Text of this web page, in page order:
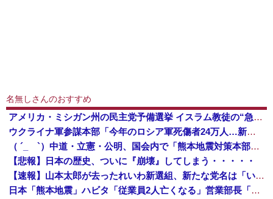
名無しさんのおすすめ
アメリカ・ミシガン州の民主党予備選挙 イスラム教徒の“急進左派”候補が勝利確実に⋯トランプ氏は批判
ウクライナ軍参謀本部「今年のロシア軍死傷者24万人…新規兵力の募集規模を上回る」！
（ ´_ゝ`）中道・立憲・公明、国会内で「熊本地震対策本部会議」各省庁からヒアリング・現地から意見聴取「パーティション、人手、宿泊施設の不足や、...
【悲報】日本の歴史、ついに『崩壊』してしまう・・・・・
【速報】山本太郎が去ったれいわ新選組、新たな党名は「いのちの党」 略称「いのち」
日本「熊本地震」ハビタ「従業員2人亡くなる」営業部長「イオンのスタッフに制止されなかった」日本「部長が連絡後の店員行動を証言（謎」イオン「再入館可能の事実ない」→